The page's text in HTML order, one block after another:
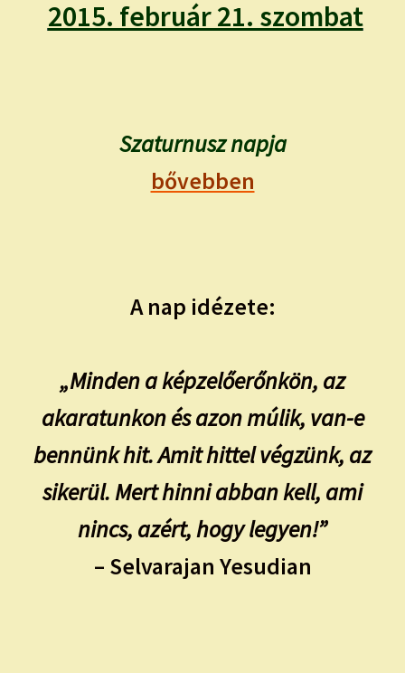
menu
ISMERJ MEG!
Expand
TAROT ELEMZÉS MEGRENDELÉSE LIMITÁLT!
2015. február 21. szombat
Szaturnusz napja
bővebben
A nap idézete:
„Minden a képzelőerőnkön, az
akaratunkon és azon múlik, van-e
bennünk hit. Amit hittel végzünk, az
sikerül. Mert hinni abban kell, ami
nincs, azért, hogy legyen!”
– Selvarajan Yesudian